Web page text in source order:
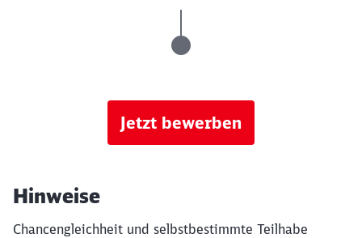
Jetzt bewerben
Hinweise
Chancengleichheit und selbstbestimmte Teilhabe